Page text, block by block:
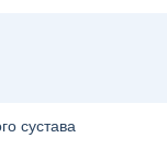
сустава